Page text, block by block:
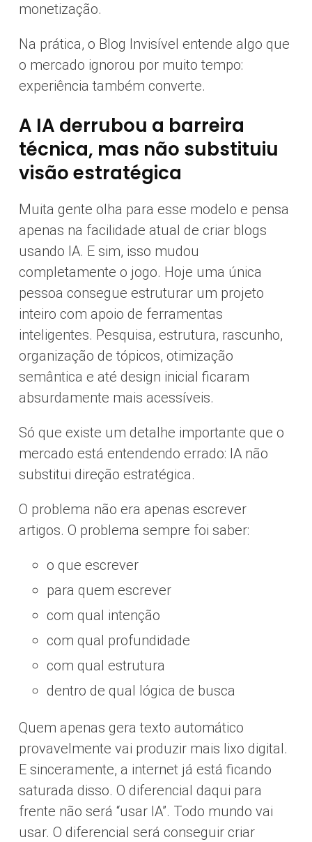
monetização.
Na prática, o Blog Invisível entende algo que
o mercado ignorou por muito tempo:
experiência também converte.
A IA derrubou a barreira
técnica, mas não substituiu
visão estratégica
Muita gente olha para esse modelo e pensa
apenas na facilidade atual de criar blogs
usando IA. E sim, isso mudou
completamente o jogo. Hoje uma única
pessoa consegue estruturar um projeto
inteiro com apoio de ferramentas
inteligentes. Pesquisa, estrutura, rascunho,
organização de tópicos, otimização
semântica e até design inicial ficaram
absurdamente mais acessíveis.
Só que existe um detalhe importante que o
mercado está entendendo errado: IA não
substitui direção estratégica.
O problema não era apenas escrever
artigos. O problema sempre foi saber:
o que escrever
para quem escrever
com qual intenção
com qual profundidade
com qual estrutura
dentro de qual lógica de busca
Quem apenas gera texto automático
provavelmente vai produzir mais lixo digital.
E sinceramente, a internet já está ficando
saturada disso. O diferencial daqui para
frente não será “usar IA”. Todo mundo vai
usar. O diferencial será conseguir criar